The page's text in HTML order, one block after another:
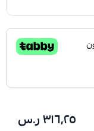
٣١٦٫٢٥ ر.س